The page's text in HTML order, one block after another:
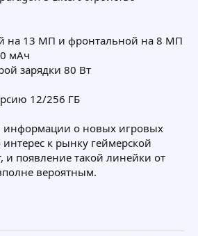
на 13 МП и фронтальной на 8 МП
мАч
зарядки 80 Вт
12/256 ГБ
информации о новых игровых
интерес к рынку геймерской
и появление такой линейки от
вероятным.